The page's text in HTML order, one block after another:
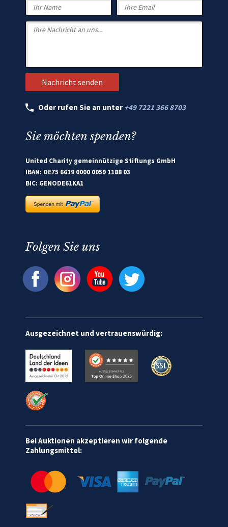
Oder rufen Sie an unter +49 7221 366 8703
Sie möchten spenden?
United Charity gemeinnützige Stiftungs GmbH
IBAN: DE75 6619 0000 0059 1188 03
BIC: GENODE61KA1
Folgen Sie uns
Ausgezeichnet und vertrauenswürdig:
Bei Auktionen akzeptieren wir folgende
Zahlungsmittel: